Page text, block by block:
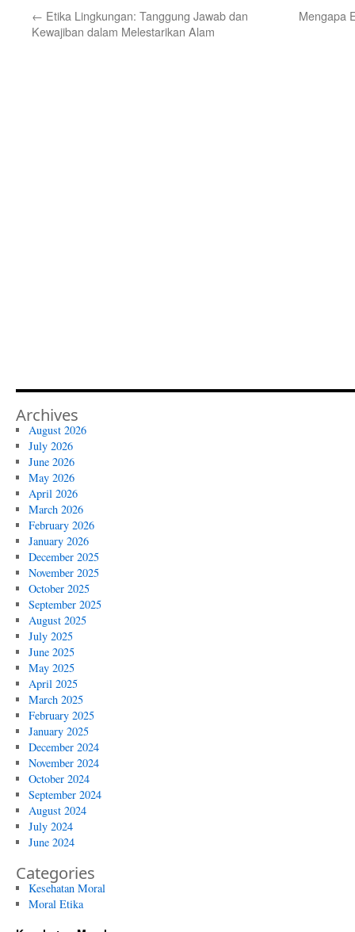
← Etika Lingkungan: Tanggung Jawab dan
Kewajiban dalam Melestarikan Alam
Mengapa
Archives
August 2026
July 2026
June 2026
May 2026
April 2026
March 2026
February 2026
January 2026
December 2025
November 2025
October 2025
September 2025
August 2025
July 2025
June 2025
May 2025
April 2025
March 2025
February 2025
January 2025
December 2024
November 2024
October 2024
September 2024
August 2024
July 2024
June 2024
Categories
Kesehatan Moral
Moral Etika